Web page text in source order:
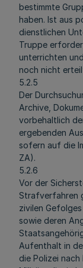
bestimmte
haben. Ist aus
dienstlichen
Truppe
unterrichten
noch nicht
5.2.5
Der
Archive,
vorbehaltlich
ergebenden
sofern auf die
ZA).
5.2.6
Vor der
Strafverfahren
zivilen
sowie deren
Aufenthalt in
die Polizei